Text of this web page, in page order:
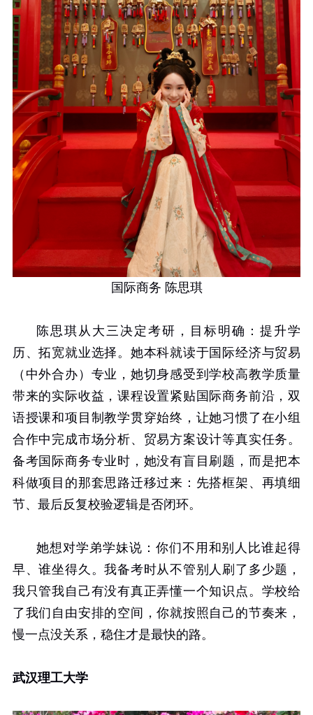
国际商务 陈思琪
陈思琪从大三决定考研，目标明确：提升学
历、拓宽就业选择。她本科就读于国际经济与贸易
（中外合办）专业，她切身感受到学校高教学质量
带来的实际收益，课程设置紧贴国际商务前沿，双
语授课和项目制教学贯穿始终，让她习惯了在小组
合作中完成市场分析、贸易方案设计等真实任务。
备考国际商务专业时，她没有盲目刷题，而是把本
科做项目的那套思路迁移过来：先搭框架、再填细
节、最后反复校验逻辑是否闭环。
她想对学弟学妹说：你们不用和别人比谁起得
早、谁坐得久。我备考时从不管别人刷了多少题，
我只管我自己有没有真正弄懂一个知识点。学校给
了我们自由安排的空间，你就按照自己的节奏来，
慢一点没关系，稳住才是最快的路。
武汉理工大学